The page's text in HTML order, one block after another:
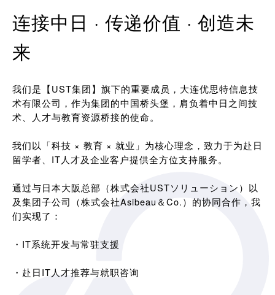
连接中日 · 传递价值 · 创造未
来
我们是【UST集团】旗下的重要成员，大连优思特信息技
术有限公司，作为集团的中国桥头堡，肩负着中日之间技
术、人才与教育资源桥接的使命。
我们以「科技 × 教育 × 就业」为核心理念，致力于为赴日
留学者、IT人才及企业客户提供全方位支持服务。
通过与日本大阪总部（株式会社USTソリューション）以
及集团子公司（株式会社Asibeau＆Co.）的协同合作，我
们实现了：
・IT系统开发与常驻支援
・赴日IT人才推荐与就职咨询